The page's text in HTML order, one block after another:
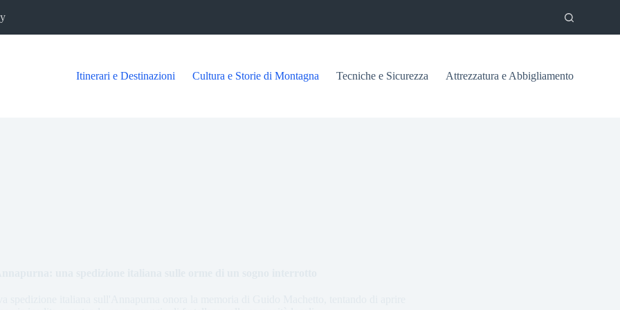
Itinerari e Destinazioni Cultura e Storie di Montagna Tecniche e Sicurezza Attrezzatura e Abbigliamento